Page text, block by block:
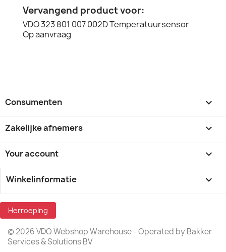
Vervangend product voor:
VDO 323 801 007 002D Temperatuursensor
Op aanvraag
Consumenten 
Zakelijke afnemers 
Your account 
Winkelinformatie keyboard_arrow_down
Herroeping
© 2026 VDO Webshop Warehouse - Operated by Bakker
Services & Solutions BV